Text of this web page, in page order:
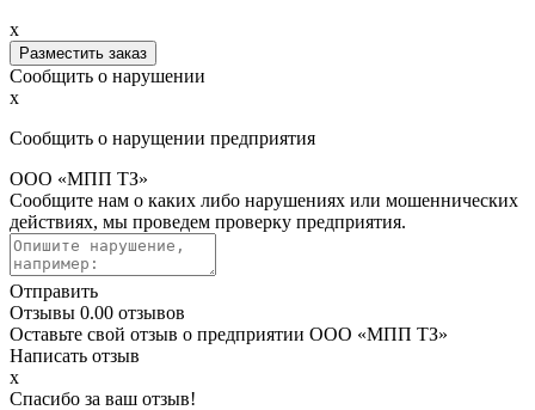
x
Разместить заказ
Сообщить о нарушении
x
Сообщить о нарущении предприятия
ООО «МПП ТЗ»
Сообщите нам о каких либо нарушениях или мошеннических
действиях, мы проведем проверку предприятия.
Отправить
Отзывы 0.00 отзывов
Оставьте свой отзыв о предприятии ООО «МПП ТЗ»
Написать отзыв
x
Спасибо за ваш отзыв!